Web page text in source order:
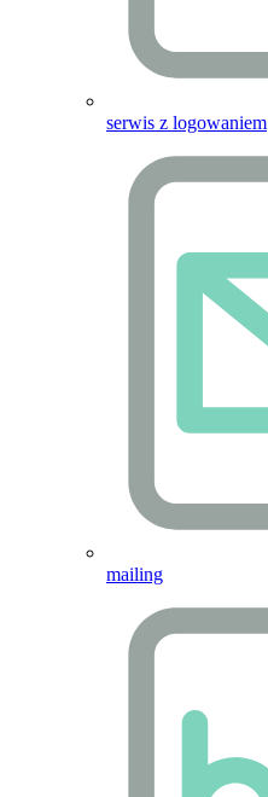
serwis z logowaniem
mailing